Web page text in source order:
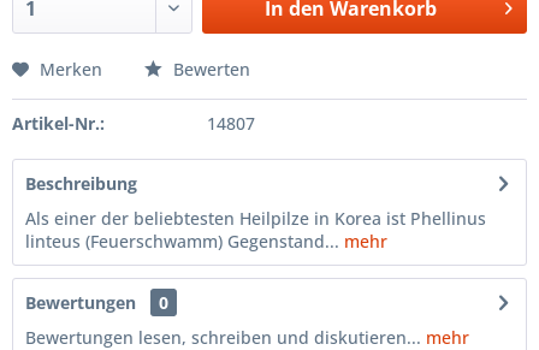
In den Warenkorb
Merken Bewerten
Artikel-Nr.: 14807
Beschreibung
Als einer der beliebtesten Heilpilze in Korea ist Phellinus
linteus (Feuerschwamm) Gegenstand... mehr
Bewertungen
0
Bewertungen lesen, schreiben und diskutieren... mehr